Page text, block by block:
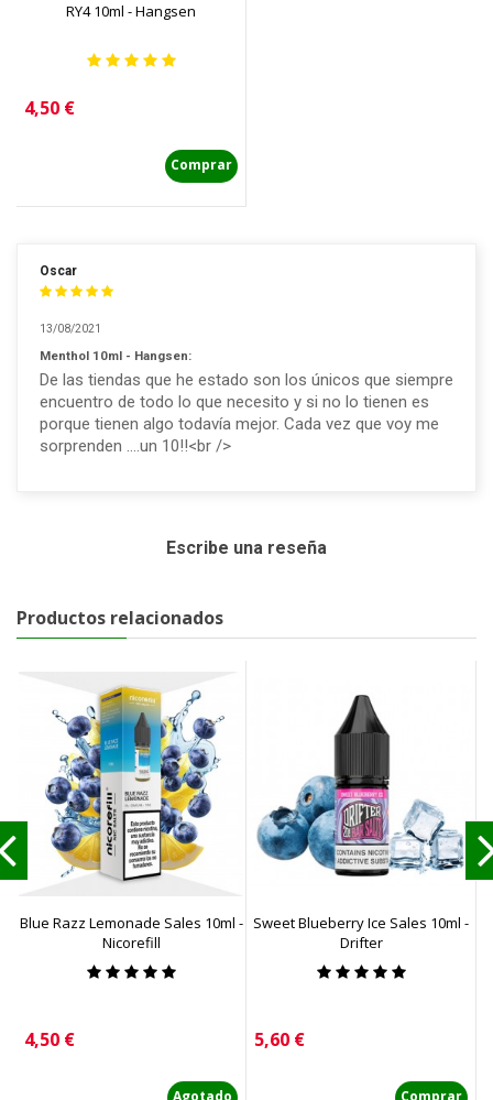
RY4 10ml - Hangsen
Precio
4,50 €
Comprar
Oscar
13/08/2021
Menthol 10ml - Hangsen:
De las tiendas que he estado son los únicos que siempre
encuentro de todo lo que necesito y si no lo tienen es
porque tienen algo todavía mejor. Cada vez que voy me
sorprenden ....un 10!!<br />
Escribe una reseña
Productos relacionados
Blue Razz Lemonade Sales 10ml -
Nicorefill
Precio
4,50 €
Agotado
Sweet Blueberry Ice Sales 10ml -
Drifter
Precio
5,60 €
Comprar